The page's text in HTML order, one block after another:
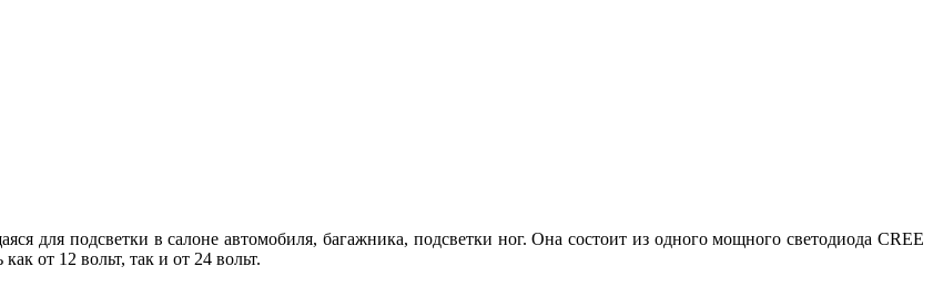
для подсветки в салоне автомобиля, багажника, подсветки ног. Она состоит из одного мощного светодиода CREE
от 12 вольт, так и от 24 вольт.